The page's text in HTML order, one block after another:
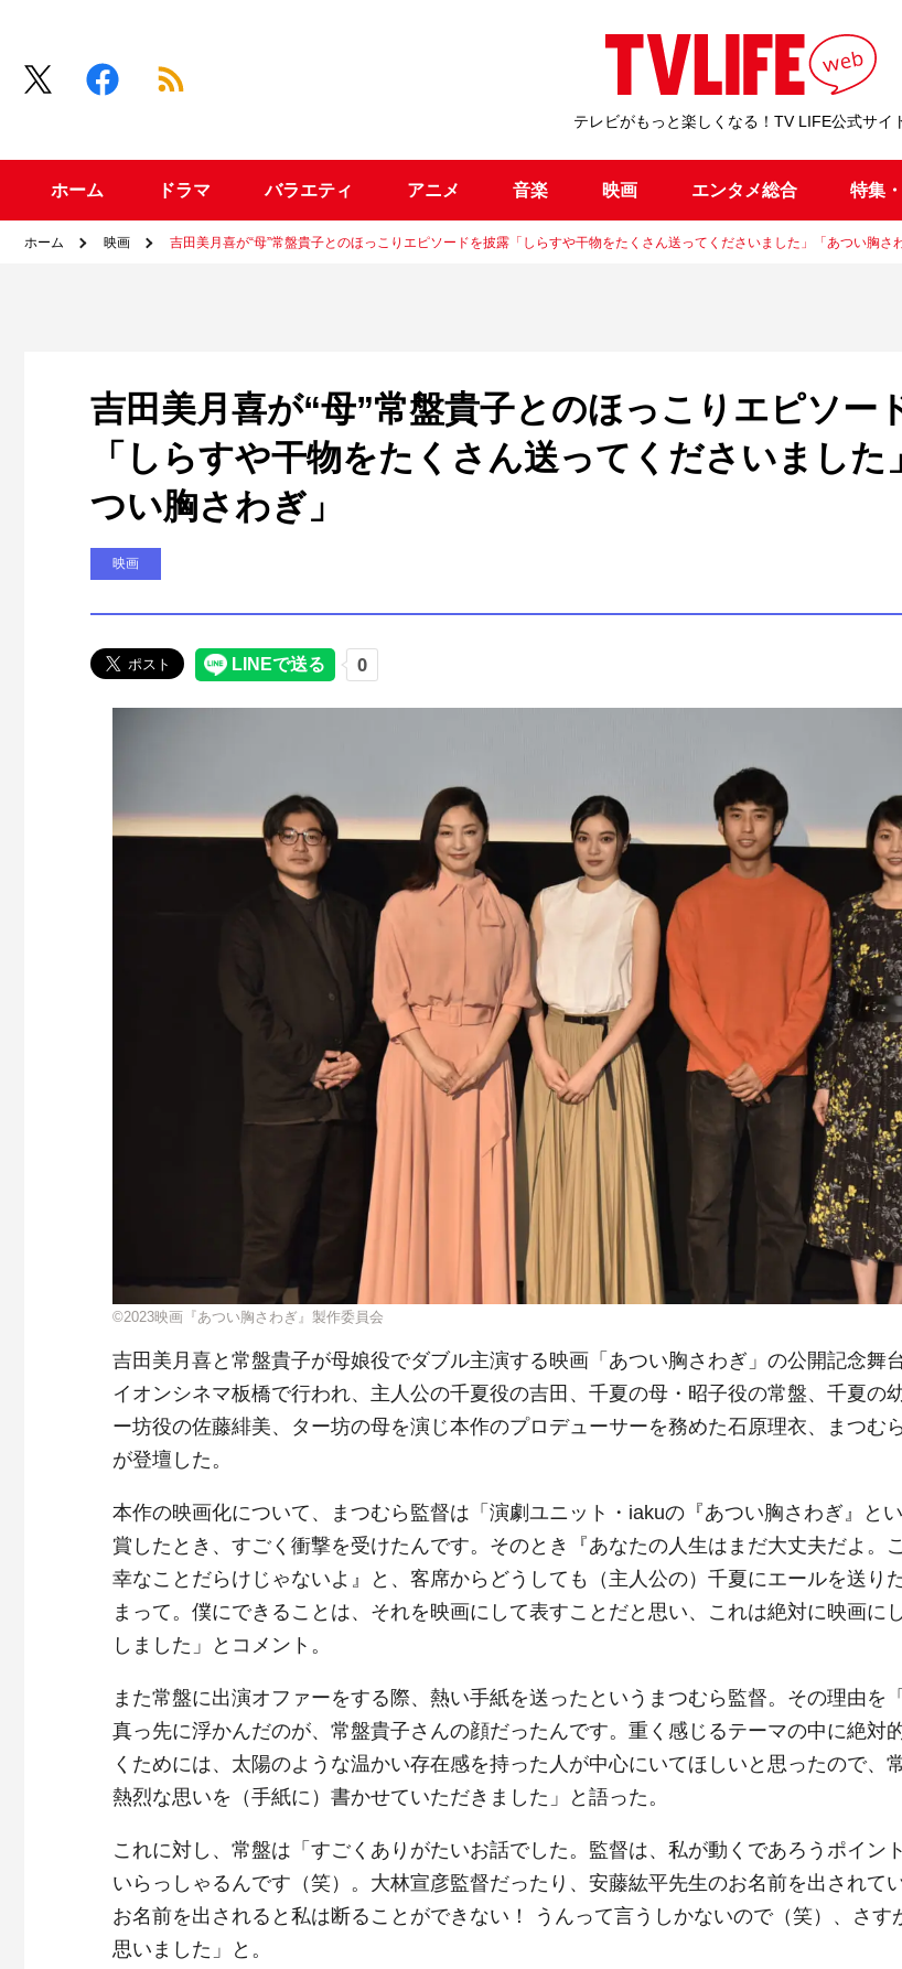
テレビがもっと楽しくなる！TV LIFE公式サイ
ホーム ドラマ バラエティ アニメ 音楽 映画 エンタメ総合 特集
ホーム 映画 吉田美月喜が“母”常盤貴子とのほっこりエピソードを披露「しらすや干物をたくさん送ってくださいました」「あつい胸さわ
吉田美月喜が“母”常盤貴子とのほっこりエピソー
「しらすや干物をたくさん送ってくださいました
つい胸さわぎ」
映画
©2023映画『あつい胸さわぎ』製作委員会
吉田美月喜と常盤貴子が母娘役でダブル主演する映画「あつい胸さわぎ」の公開記念舞
イオンシネマ板橋で行われ、主人公の千夏役の吉田、千夏の母・昭子役の常盤、千夏の
ー坊役の佐藤緋美、ター坊の母を演じ本作のプロデューサーを務めた石原理衣、まつむ
が登壇した。
本作の映画化について、まつむら監督は「演劇ユニット・iakuの『あつい胸さわぎ』と
賞したとき、すごく衝撃を受けたんです。そのとき『あなたの人生はまだ大丈夫だよ。
幸なことだらけじゃないよ』と、客席からどうしても（主人公の）千夏にエールを送り
まって。僕にできることは、それを映画にして表すことだと思い、これは絶対に映画に
しました」とコメント。
また常盤に出演オファーをする際、熱い手紙を送ったというまつむら監督。その理由を
真っ先に浮かんだのが、常盤貴子さんの顔だったんです。重く感じるテーマの中に絶対
くためには、太陽のような温かい存在感を持った人が中心にいてほしいと思ったので、
熱烈な思いを（手紙に）書かせていただきました」と語った。
これに対し、常盤は「すごくありがたいお話でした。監督は、私が動くであろうポイン
いらっしゃるんです（笑）。大林宣彦監督だったり、安藤紘平先生のお名前を出されて
お名前を出されると私は断ることができない！ うんって言うしかないので（笑）、さす
思いました」と。